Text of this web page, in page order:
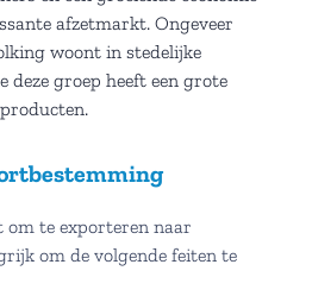
afzetmarkt. Ongeveer
woont in stedelijke
deze groep heeft een grote
om te exporteren naar
om de volgende feiten te